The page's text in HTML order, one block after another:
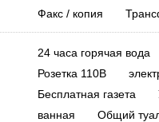
Факс / копия
24 часа горячая вода
Розетка 110В
Бесплатная газета
ванная
Общий